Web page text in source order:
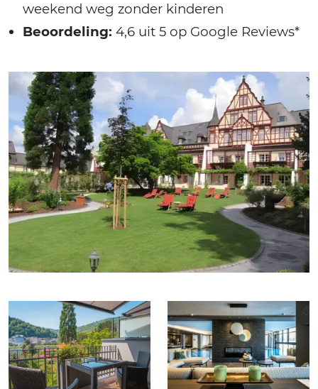
weekend weg zonder kinderen
Beoordeling: 4,6 uit 5 op Google Reviews*